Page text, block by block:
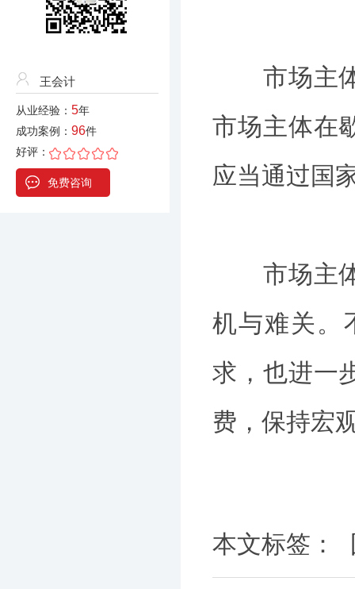
王会计
从业经验： 5年
成功案例： 96件
好评：
免费咨询
市场主体
市场主体在
应当通过国
市场主体
机与难关。
求，也进一
费，保持宏
本文标签：